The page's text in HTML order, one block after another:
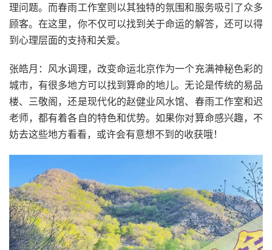
理问题。而春雨工作室则以其独特的氛围和服务吸引了众多
顾客。在这里，你不仅可以找到关于命运的解答，还可以得
到心理层面的支持和关爱。
张皓月：风水调理，改变命运北京作为一个充满神秘色彩的
城市，有很多地方可以找到算命的地儿。无论是传统的易品
楼、三敬阁，还是现代化的赵健业风水馆、春雨工作室和迟
老师，都有着各自的特色和优势。如果你对算命感兴趣，不
妨去这些地方看看，或许会有意想不到的收获哦！